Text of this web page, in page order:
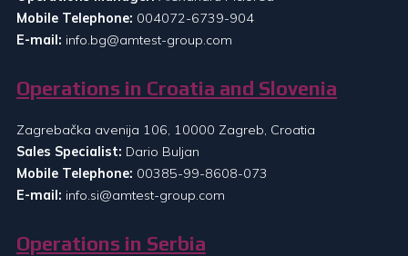
Mobile Telephone: 004072-6739-904
E-mail: info.bg@amtest-group.com
Operations in Croatia and Slovenia
Zagrebačka avenija 106, 10000 Zagreb, Croatia
Sales Specialist: Dario Buljan
Mobile Telephone: 00385-99-8608-073
E-mail: info.si@amtest-group.com
Operations in Serbia